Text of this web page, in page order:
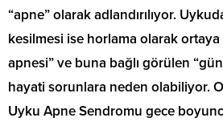
“apne” olarak adlandırılıyor.
kesilmesi ise horlama olarak ortaya
apnesi” ve buna bağlı görülen
hayati sorunlara neden olabiliyor.
Uyku Apne Sendromu gece